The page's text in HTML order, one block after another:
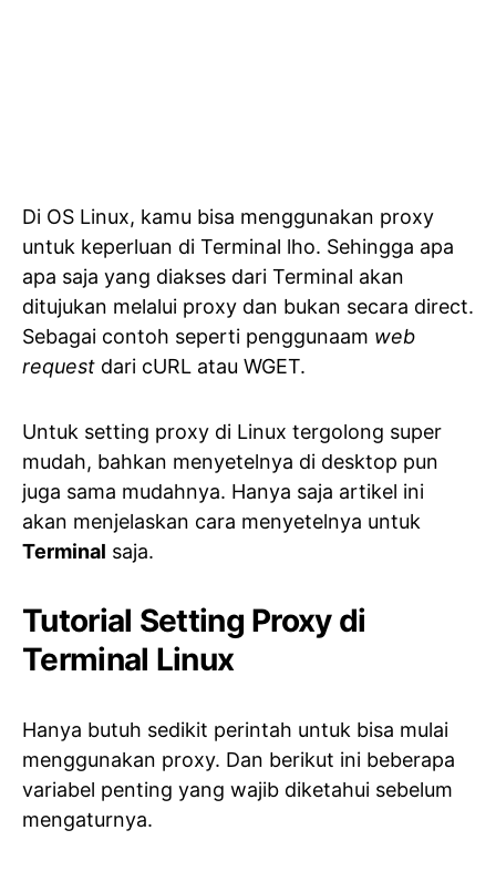
Di OS Linux, kamu bisa menggunakan proxy
untuk keperluan di Terminal lho. Sehingga apa
apa saja yang diakses dari Terminal akan
ditujukan melalui proxy dan bukan secara direct.
Sebagai contoh seperti penggunaam web
request dari cURL atau WGET.
Untuk setting proxy di Linux tergolong super
mudah, bahkan menyetelnya di desktop pun
juga sama mudahnya. Hanya saja artikel ini
akan menjelaskan cara menyetelnya untuk
Terminal saja.
Tutorial Setting Proxy di
Terminal Linux
Hanya butuh sedikit perintah untuk bisa mulai
menggunakan proxy. Dan berikut ini beberapa
variabel penting yang wajib diketahui sebelum
mengaturnya.